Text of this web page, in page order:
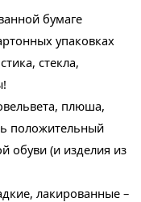
бумаге
упаковках
стекла,
плюша,
положительный
обуви (и изделия из
лакированные –